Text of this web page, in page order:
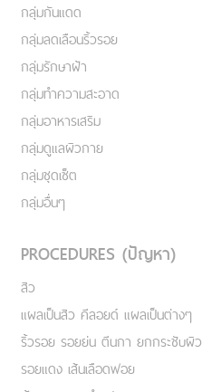
กลุ่มกันแดด
กลุ่มลดเลือนริ้วรอย
กลุ่มรักษาฝ้า
กลุ่มทำความสะอาด
กลุ่มอาหารเสริม
กลุ่มดูแลผิวกาย
กลุ่มชุดเซ็ต
กลุ่มอื่นๆ
PROCEDURES (ปัญหา)
สิว
แผลเป็นสิว คีลอยด์ แผลเป็นต่างๆ
ริ้วรอย รอยย่น ตีนกา ยกกระชับผิว
รอยแดง เส้นเลือดฟอย